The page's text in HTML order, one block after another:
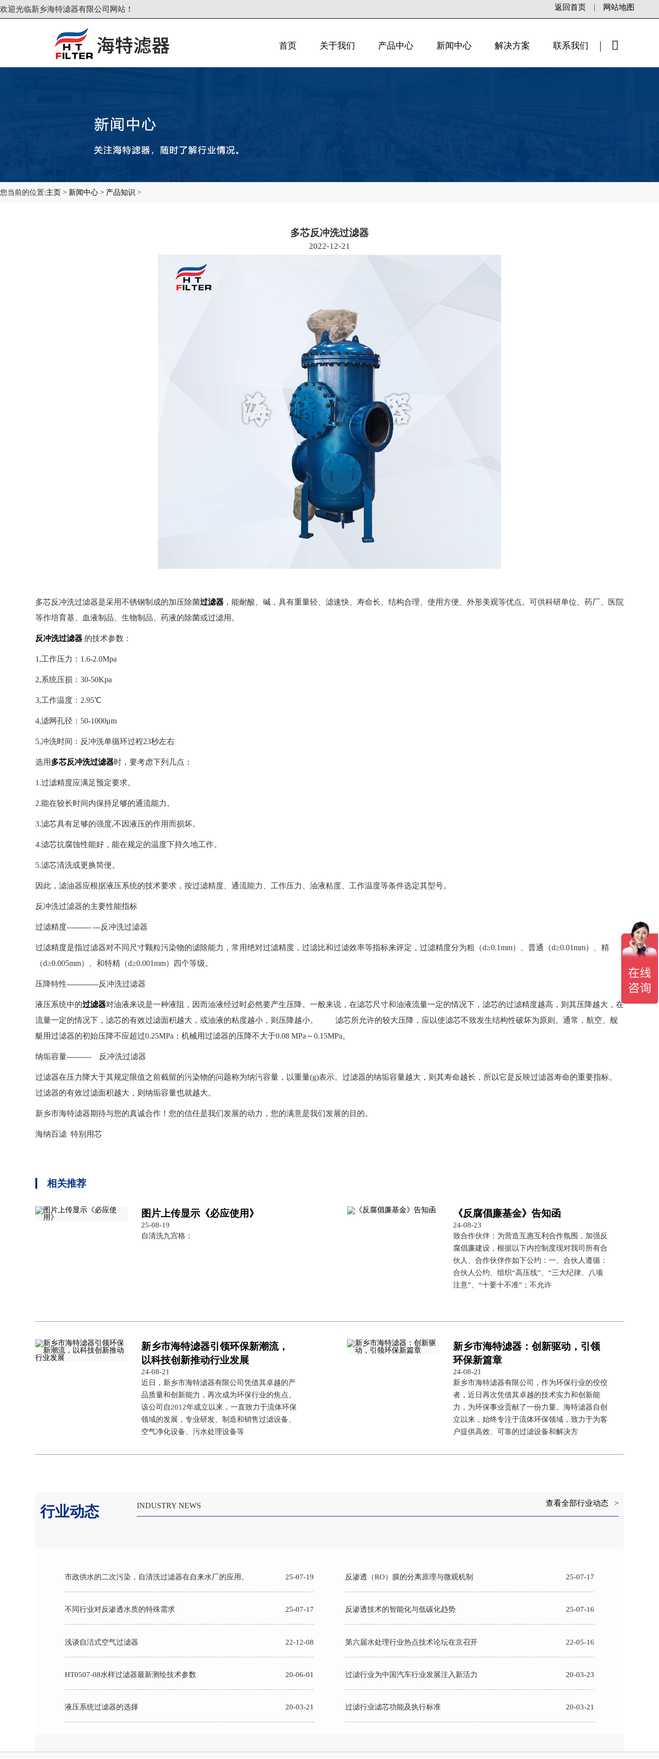
欢迎光临新乡海特滤器有限公司网站！ 返回首页 | 网站地图
首页 关于我们 产品中心 新闻中心 解决方案 联系我们
您当前的位置:主页 > 新闻中心 > 产品知识 >
多芯反冲洗过滤器
2022-12-21
多芯反冲洗过滤器是采用不锈钢制成的加压除菌过滤器 ，能耐酸、碱，具有重量轻、滤速快、寿命长、结构合理、使用方便、外形美观等优点。可供科研单位、药厂、医院
等作培育基、血液制品、生物制品、药液的除菌或过滤用。
反冲洗过滤器 的技术参数：
1,工作压力：1.6-2.0Mpa
2,系统压损：30-50Kpa
3,工作温度：2.95℃
4,滤网孔径：50-1000μm
5,冲洗时间：反冲洗单循环过程23秒左右
选用 多芯反冲洗过滤器时，要考虑下列几点：
1.过滤精度应满足预定要求。
2.能在较长时间内保持足够的通流能力。
3.滤芯具有足够的强度,不因液压的作用而损坏。
4.滤芯抗腐蚀性能好，能在规定的温度下持久地工作。
5.滤芯清洗或更换简便。
因此，滤油器应根据液压系统的技术要求，按过滤精度、通流能力、工作压力、油液粘度、工作温度等条件选定其型号。
反冲洗过滤器的主要性能指标
过滤精度---------- ---反冲洗过滤器
过滤精度是指过滤器对不同尺寸颗粒污染物的滤除能力，常用绝对过滤精度，过滤比和过滤效率等指标来评定，过滤精度分为粗（d≥0.1mm）、普通（d≥0.01mm）、精
（d≥0.005mm）、和特精（d≥0.001mm）四个等级。
压降特性-------------反冲洗过滤器
液压系统中的过滤器对油液来说是一种液阻，因而油液经过时必然要产生压降。一般来说，在滤芯尺寸和油液流量一定的情况下，滤芯的过滤精度越高，则其压降越大，在
流量一定的情况下，滤芯的有效过滤面积越大，或油液的粘度越小，则压降越小。 滤芯所允许的较大压降，应以使滤芯不致发生结构性破坏为原则。通常，航空、舰
艇用过滤器的初始压降不应超过0.25MPa；机械用过滤器的压降不大于0.08 MPa～0.15MPa。
纳垢容量---------- 反冲洗过滤器
过滤器在压力降大于其规定限值之前截留的污染物的问题称为纳污容量，以重量(g)表示。过滤器的纳垢容量越大，则其寿命越长，所以它是反映过滤器寿命的重要指标。
过滤器的有效过滤面积越大，则纳垢容量也就越大。
新乡市海特滤器期待与您的真诚合作！您的信任是我们发展的动力，您的满意是我们发展的目的。
海纳百滤 特别用芯
相关推荐
图片上传显示《必应使用》
25-08-19
自清洗九宫格：
《反腐倡廉基金》告知函
24-08-23
致合作伙伴：为营造互惠互利合作氛围，加强反
腐倡廉建设，根据以下内控制度现对我司所有合
伙人、合作伙伴作如下公约：一、合伙人遵循：
合伙人公约、组织“高压线”、“三大纪律、八项
注意”、“十要十不准”；不允许
新乡市海特滤器引领环保新潮流，
以科技创新推动行业发展
24-08-21
近日，新乡市海特滤器有限公司凭借其卓越的产
品质量和创新能力，再次成为环保行业的焦点。
该公司自2012年成立以来，一直致力于流体环保
领域的发展，专业研发、制造和销售过滤设备、
空气净化设备、污水处理设备等
新乡市海特滤器：创新驱动，引领
环保新篇章
24-08-21
新乡市海特滤器有限公司，作为环保行业的佼佼
者，近日再次凭借其卓越的技术实力和创新能
力，为环保事业贡献了一份力量。海特滤器自创
立以来，始终专注于流体环保领域，致力于为客
户提供高效、可靠的过滤设备和解决方
行业动态 INDUSTRY NEWS 查看全部行业动态 >
市政供水的二次污染，自清洗过滤器在自来水厂的应用。 25-07-19 反渗透（RO）膜的分离原理与微观机制 25-07-17
不同行业对反渗透水质的特殊需求 25-07-17 反渗透技术的智能化与低碳化趋势 25-07-16
浅谈自洁式空气过滤器 22-12-08 第六届水处理行业热点技术论坛在京召开 22-05-16
HT0507-08水样过滤器最新测绘技术参数 20-06-01 过滤行业为中国汽车行业发展注入新活力 20-03-23
液压系统过滤器的选择 20-03-21 过滤行业滤芯功能及执行标准 20-03-21